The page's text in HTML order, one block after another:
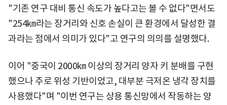
"기존 연구 대비 통신 속도가 높다고는 볼 수 없다"면서도
"254㎞라는 장거리와 신호 손실이 큰 환경에서 달성한 결
과라는 점에서 의미가 있다"고 연구의 의의를 설명했다.
이어 "중국이 2000㎞ 이상의 장거리 양자 키 분배를 구현
했으나 주로 위성 기반이었고, 대부분 극저온 냉각 장치를
사용했다"며 "이번 연구는 상용 통신망에서 작동하는 양